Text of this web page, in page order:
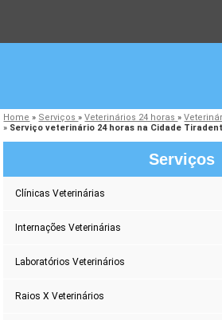
Home » Serviços»Veterinários 24 horas»
» Serviço veterinário 24 horas na Cidade
Serviços
Clínicas Veterinárias
Internações Veterinárias
Laboratórios Veterinários
Raios X Veterinários